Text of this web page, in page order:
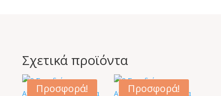
Σχετικά προϊόντα
Προσφορά! Προσφορά!